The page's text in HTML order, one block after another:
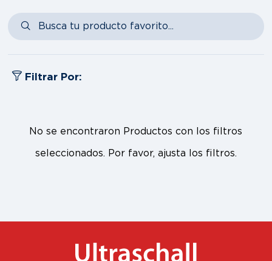
Filtrar Por:
No se encontraron Productos con los filtros
seleccionados. Por favor, ajusta los filtros.